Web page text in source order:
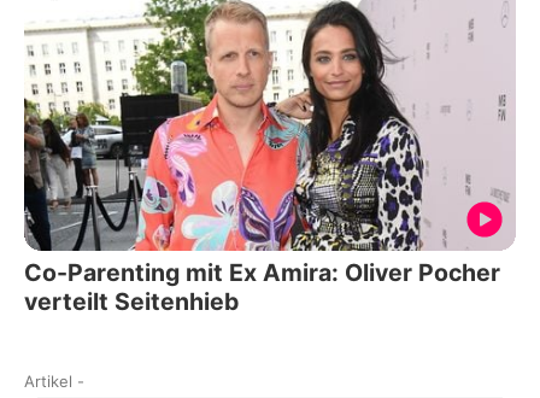
Co-Parenting mit Ex Amira: Oliver Pocher
verteilt Seitenhieb
Artikel -